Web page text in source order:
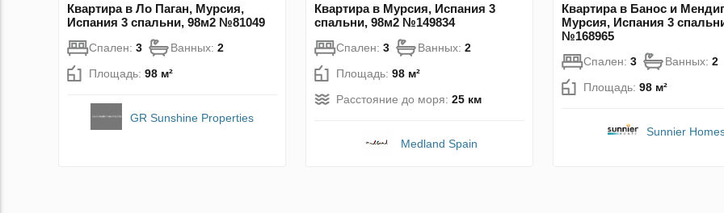
Квартира в Ло Паган, Мурсия,
Испания 3 спальни, 98м2 №81049
Спален: 3 Ванных: 2
Площадь: 98 м²
GR Sunshine Properties
Квартира в Мурсия, Испания 3
спальни, 98м2 №149834
Спален: 3 Ванных: 2
Площадь: 98 м²
Расстояние до моря: 25 км
Medland Spain
Квартира в Банос и
Мурсия, Испания 3
№168965
Спален: 3 Ванных: 2
Площадь: 98 м²
Sunnier